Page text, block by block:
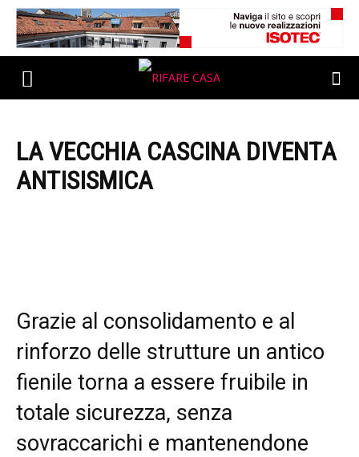
LA VECCHIA CASCINA DIVENTA
ANTISISMICA
Grazie al consolidamento e al
rinforzo delle strutture un antico
fienile torna a essere fruibile in
totale sicurezza, senza
sovraccarichi e mantenendone